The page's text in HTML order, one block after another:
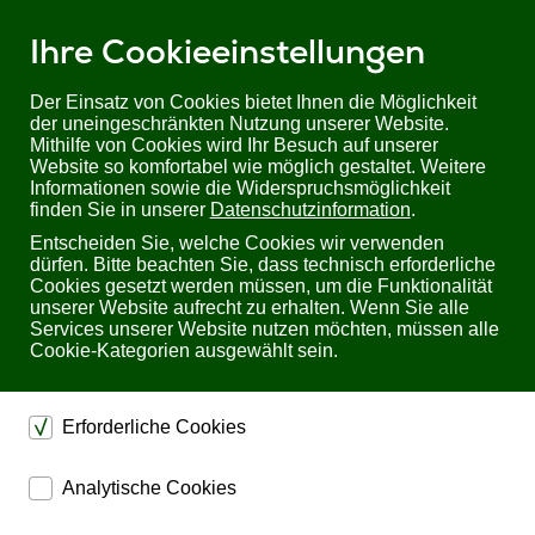
Ihre Cookieeinstellungen
Der Einsatz von Cookies bietet Ihnen die Möglichkeit
der uneingeschränkten Nutzung unserer Website.
Mithilfe von Cookies wird Ihr Besuch auf unserer
Website so komfortabel wie möglich gestaltet. Weitere
Informationen sowie die Widerspruchsmöglichkeit
finden Sie in unserer Datenschutzinformation.
Entscheiden Sie, welche Cookies wir verwenden
dürfen. Bitte beachten Sie, dass technisch erforderliche
Cookies gesetzt werden müssen, um die Funktionalität
unserer Website aufrecht zu erhalten. Wenn Sie alle
Services unserer Website nutzen möchten, müssen alle
Cookie-Kategorien ausgewählt sein.
Erforderliche Cookies
dienen dem technischen einwandfreien Betrieb unserer
Website.
Analytische Cookies
Sie befinden sich hier:Startseite Produkte Videotechnik
Professionelle Videotechnik
Unverbindlich Informationen
anfordern
benachrichtigt.